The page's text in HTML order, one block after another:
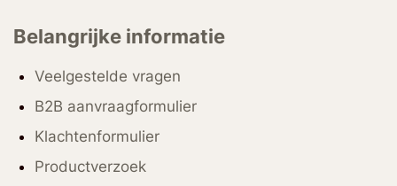
Belangrijke informatie
Veelgestelde vragen
B2B aanvraagformulier
Klachtenformulier
Productverzoek